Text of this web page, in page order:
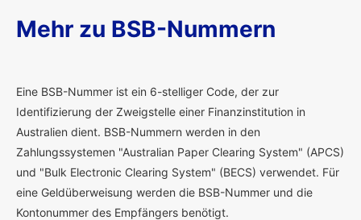
Mehr zu BSB-Nummern
Eine BSB-Nummer ist ein 6-stelliger Code, der zur
Identifizierung der Zweigstelle einer Finanzinstitution in
Australien dient. BSB-Nummern werden in den
Zahlungssystemen "Australian Paper Clearing System" (APCS)
und "Bulk Electronic Clearing System" (BECS) verwendet. Für
eine Geldüberweisung werden die BSB-Nummer und die
Kontonummer des Empfängers benötigt.